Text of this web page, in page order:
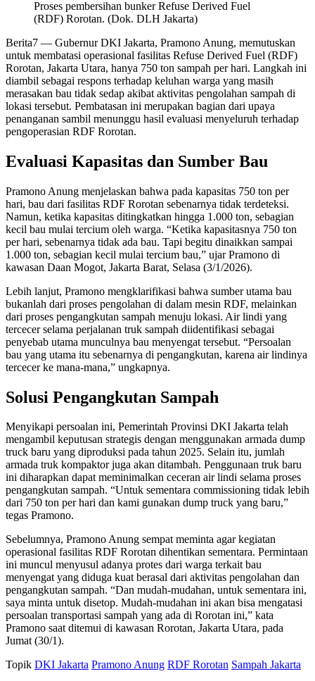
Proses pembersihan bunker Refuse Derived Fuel
(RDF) Rorotan. (Dok. DLH Jakarta)
Berita7 — Gubernur DKI Jakarta, Pramono Anung, memutuskan
untuk membatasi operasional fasilitas Refuse Derived Fuel (RDF)
Rorotan, Jakarta Utara, hanya 750 ton sampah per hari. Langkah ini
diambil sebagai respons terhadap keluhan warga yang masih
merasakan bau tidak sedap akibat aktivitas pengolahan sampah di
lokasi tersebut. Pembatasan ini merupakan bagian dari upaya
penanganan sambil menunggu hasil evaluasi menyeluruh terhadap
pengoperasian RDF Rorotan.
Evaluasi Kapasitas dan Sumber Bau
Pramono Anung menjelaskan bahwa pada kapasitas 750 ton per
hari, bau dari fasilitas RDF Rorotan sebenarnya tidak terdeteksi.
Namun, ketika kapasitas ditingkatkan hingga 1.000 ton, sebagian
kecil bau mulai tercium oleh warga. “Ketika kapasitasnya 750 ton
per hari, sebenarnya tidak ada bau. Tapi begitu dinaikkan sampai
1.000 ton, sebagian kecil mulai tercium bau,” ujar Pramono di
kawasan Daan Mogot, Jakarta Barat, Selasa (3/1/2026).
Lebih lanjut, Pramono mengklarifikasi bahwa sumber utama bau
bukanlah dari proses pengolahan di dalam mesin RDF, melainkan
dari proses pengangkutan sampah menuju lokasi. Air lindi yang
tercecer selama perjalanan truk sampah diidentifikasi sebagai
penyebab utama munculnya bau menyengat tersebut. “Persoalan
bau yang utama itu sebenarnya di pengangkutan, karena air lindinya
tercecer ke mana-mana,” ungkapnya.
Solusi Pengangkutan Sampah
Menyikapi persoalan ini, Pemerintah Provinsi DKI Jakarta telah
mengambil keputusan strategis dengan menggunakan armada dump
truck baru yang diproduksi pada tahun 2025. Selain itu, jumlah
armada truk kompaktor juga akan ditambah. Penggunaan truk baru
ini diharapkan dapat meminimalkan ceceran air lindi selama proses
pengangkutan sampah. “Untuk sementara commissioning tidak lebih
dari 750 ton per hari dan kami gunakan dump truck yang baru,”
tegas Pramono.
Sebelumnya, Pramono Anung sempat meminta agar kegiatan
operasional fasilitas RDF Rorotan dihentikan sementara. Permintaan
ini muncul menyusul adanya protes dari warga terkait bau
menyengat yang diduga kuat berasal dari aktivitas pengolahan dan
pengangkutan sampah. “Dan mudah-mudahan, untuk sementara ini,
saya minta untuk disetop. Mudah-mudahan ini akan bisa mengatasi
persoalan transportasi sampah yang ada di Rorotan ini,” kata
Pramono saat ditemui di kawasan Rorotan, Jakarta Utara, pada
Jumat (30/1).
Topik DKI Jakarta Pramono Anung RDF Rorotan Sampah Jakarta